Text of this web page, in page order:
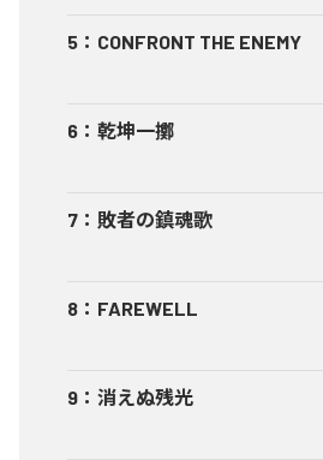
5 ： CONFRONT THE ENEMY
6 ： 乾坤一擲
7 ： 敗者の鎮魂歌
8 ： FAREWELL
9 ： 消えぬ残光